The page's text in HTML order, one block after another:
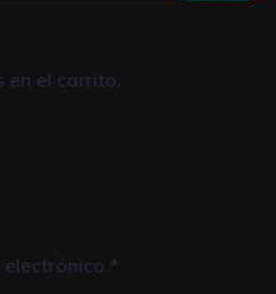
en el carrito.
*